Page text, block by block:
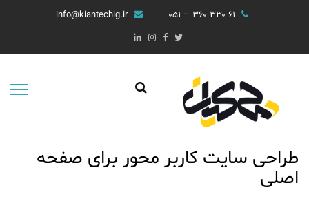
info@kiantechig.ir
طراحی سایت کاربر محور برای صفحه
اصلی